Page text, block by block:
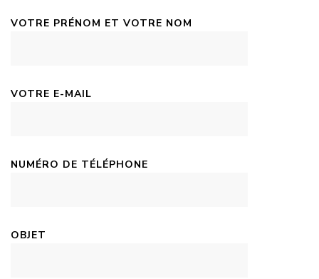
VOTRE PRÉNOM ET VOTRE NOM
VOTRE E-MAIL
NUMÉRO DE TÉLÉPHONE
OBJET